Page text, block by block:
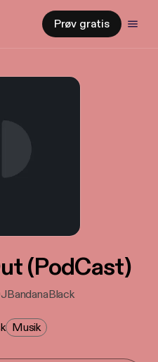
Prøv gratis
(PodCast)
Musik